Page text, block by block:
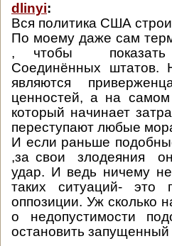
dlinyi:
Вся политика США
По моему даже сам
, чтобы показать
Соединённых штатов.
являются
ценностей, а на
который начинает
переступают любые
И если раньше
,за свои злодеяния
удар. И ведь ничему
таких ситуаций- это
оппозиции. Уж сколько
о недопустимости
остановить запущенный